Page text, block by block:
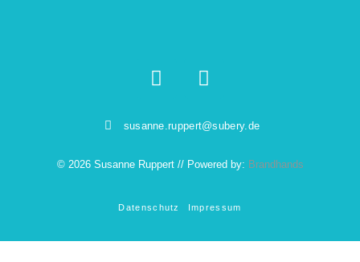
susanne.ruppert@subery.de
© 2026 Susanne Ruppert // Powered by: Brandhands
Datenschutz Impressum